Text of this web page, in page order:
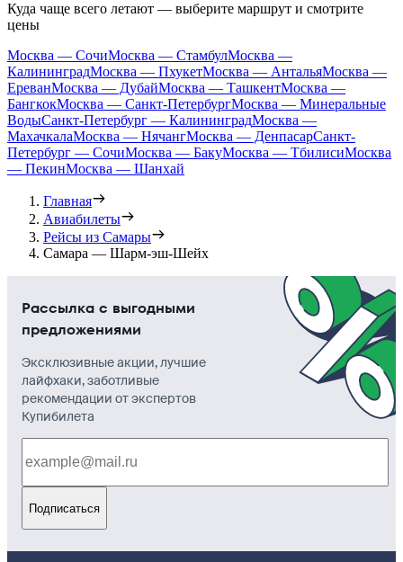
Куда чаще всего летают — выберите маршрут и смотрите
цены
Москва — СочиМосква — СтамбулМосква —
КалининградМосква — ПхукетМосква — АнтальяМосква —
ЕреванМосква — ДубайМосква — ТашкентМосква —
БангкокМосква — Санкт-ПетербургМосква — Минеральные
ВодыСанкт-Петербург — КалининградМосква —
МахачкалаМосква — НячангМосква — ДенпасарСанкт-
Петербург — СочиМосква — БакуМосква — ТбилисиМосква
— ПекинМосква — Шанхай
Главная
Авиабилеты
Рейсы из Самары
Самара — Шарм-эш-Шейх
Рассылка с выгодными
предложениями
Эксклюзивные акции, лучшие
лайфхаки, заботливые
рекомендации от экспертов
Купибилета
Подписаться